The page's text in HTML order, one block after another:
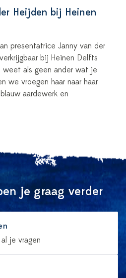
Heijden bij Heinen
presentatrice Janny van der
bij Heinen Delfts
weet als geen ander wat je
we vroegen haar naar haar
aardewerk en
je graag verder
je vragen